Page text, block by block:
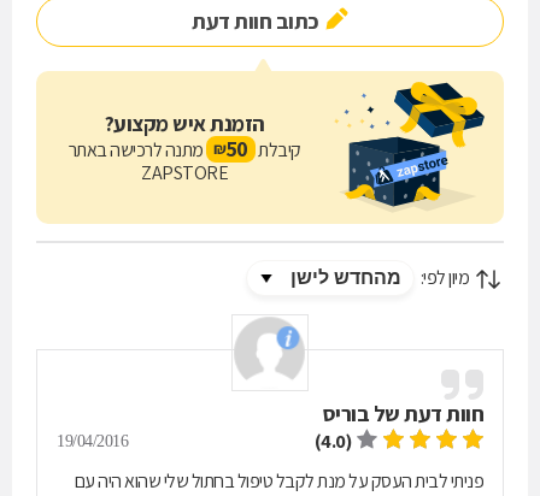
כתוב חוות דעת
הזמנת איש מקצוע?
קיבלת 50
₪ מתנה לרכישה באתר
ZAPSTORE
מיון לפי:
חוות דעת של בוריס
(4.0)
19/04/2016
פניתי לבית העסק על מנת לקבל טיפול בחתול שלי שהוא היה עם